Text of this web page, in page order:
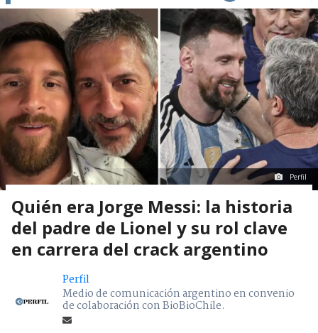
Perfil
Quién era Jorge Messi: la historia
del padre de Lionel y su rol clave
en carrera del crack argentino
Perfil
Medio de comunicación argentino en convenio
de colaboración con BioBioChile.